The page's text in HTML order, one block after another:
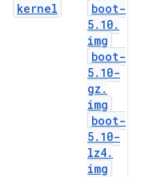
kernel
boot-
5. 10.
img
boot-
5. 10-
gz .
img
boot-
5. 10-
lz4.
img